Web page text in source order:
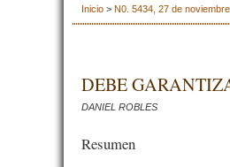
Inicio > N0. 5434, 27 de
DEBE
DANIEL ROBLES
Resumen